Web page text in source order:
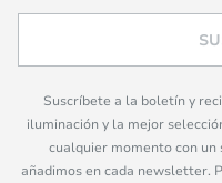
Suscríbete a la boletín y
iluminación y la mejor
cualquier momento con
añadimos en cada newsletter.